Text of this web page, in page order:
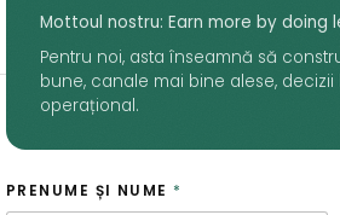
Mottoul nostru: Earn more by doing
Pentru noi, asta înseamnă să
bune, canale mai bine alese,
operațional.
PRENUME ȘI NUME *